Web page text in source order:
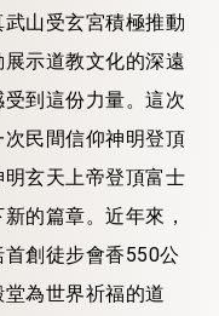
山受玄宮積極推動
示道教文化的深遠
到這份力量。這次
民間信仰神明登頂
玄天上帝登頂富士
的篇章。近年來，
創徒步會香550公
為世界祈福的道